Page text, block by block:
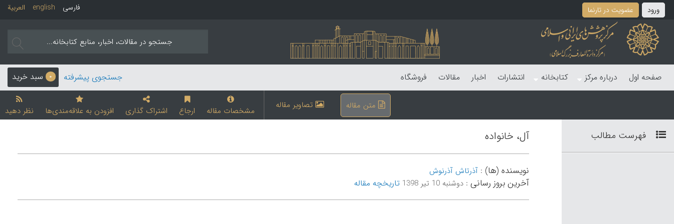
ورود عضویت در تارنما العربیة english فارسی
صفحه اول درباره مرکز کتابخانه انتشارات اخبار مقالات فروشگاه 0 سبد خرید جستجوی پیشرفته
متن مقاله تصاویر مقاله مشخصات مقاله ارجاع اشتراک گذاری افزودن به علاقه‌مندی‌ها نظر دهید
فهرست مطالب آل، خانواده
نویسنده (ها) :آذرتاش آذرنوش
آخرین بروز رسانی :دوشنبه 10 تیر 1398 تاریخچه مقاله